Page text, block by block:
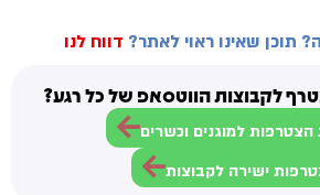
תוכן שאינו ראוי לאתר? דווח לנו
לקבוצות הווטסאפ של כל רגע?
למוגנים וכשרים
ישירה לקבוצות